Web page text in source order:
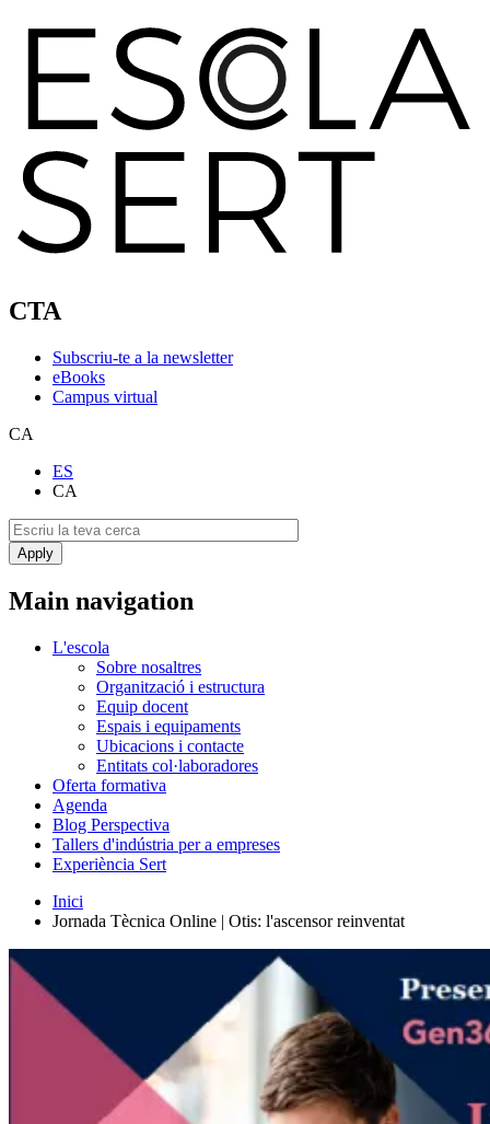
CTA
Subscriu-te a la newsletter
eBooks
Campus virtual
CA
ES
CA
Main navigation
L'escola
Sobre nosaltres
Organització i estructura
Equip docent
Espais i equipaments
Ubicacions i contacte
Entitats col·laboradores
Oferta formativa
Agenda
Blog Perspectiva
Tallers d'indústria per a empreses
Experiència Sert
Inici
Jornada Tècnica Online | Otis: l'ascensor reinventat